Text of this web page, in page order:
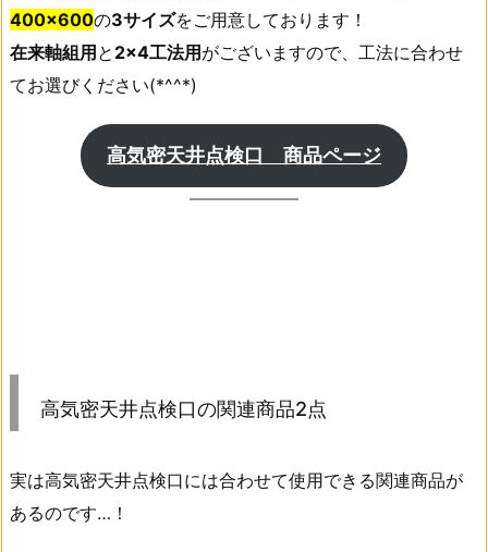
400×600の3サイズをご用意しております！
在来軸組用 と 2×4工法用 がございますので、工法に合わせ
てお選びください(*^^*)
高気密天井点検口 商品ページ
高気密天井点検口の関連商品2点
実は高気密天井点検口には合わせて使用できる関連商品が
あるのです…！